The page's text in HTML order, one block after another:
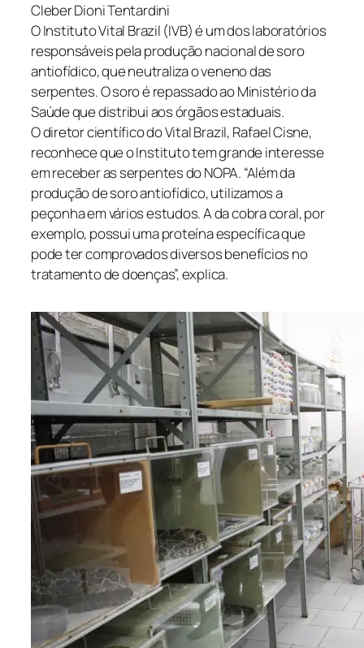
Cleber Dioni Tentardini
O Instituto Vital Brazil (IVB) é um dos laboratórios
responsáveis pela produção nacional de soro
antiofídico, que neutraliza o veneno das
serpentes. O soro é repassado ao Ministério da
Saúde que distribui aos órgãos estaduais.
O diretor científico do Vital Brazil, Rafael Cisne,
reconhece que o Instituto tem grande interesse
em receber as serpentes do NOPA. “Além da
produção de soro antiofídico, utilizamos a
peçonha em vários estudos. A da cobra coral, por
exemplo, possui uma proteína específica que
pode ter comprovados diversos benefícios no
tratamento de doenças”, explica.